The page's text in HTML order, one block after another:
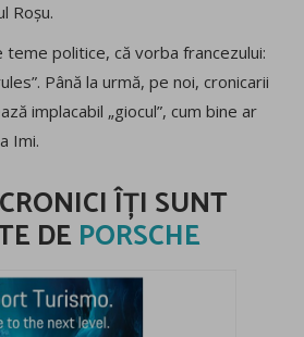
Roșu.
teme politice, că vorba francezului:
Până la urmă, pe noi, cronicarii
implacabil „giocul”, cum bine ar
Imi.
ÎȚI SUNT
DEPORSCHE